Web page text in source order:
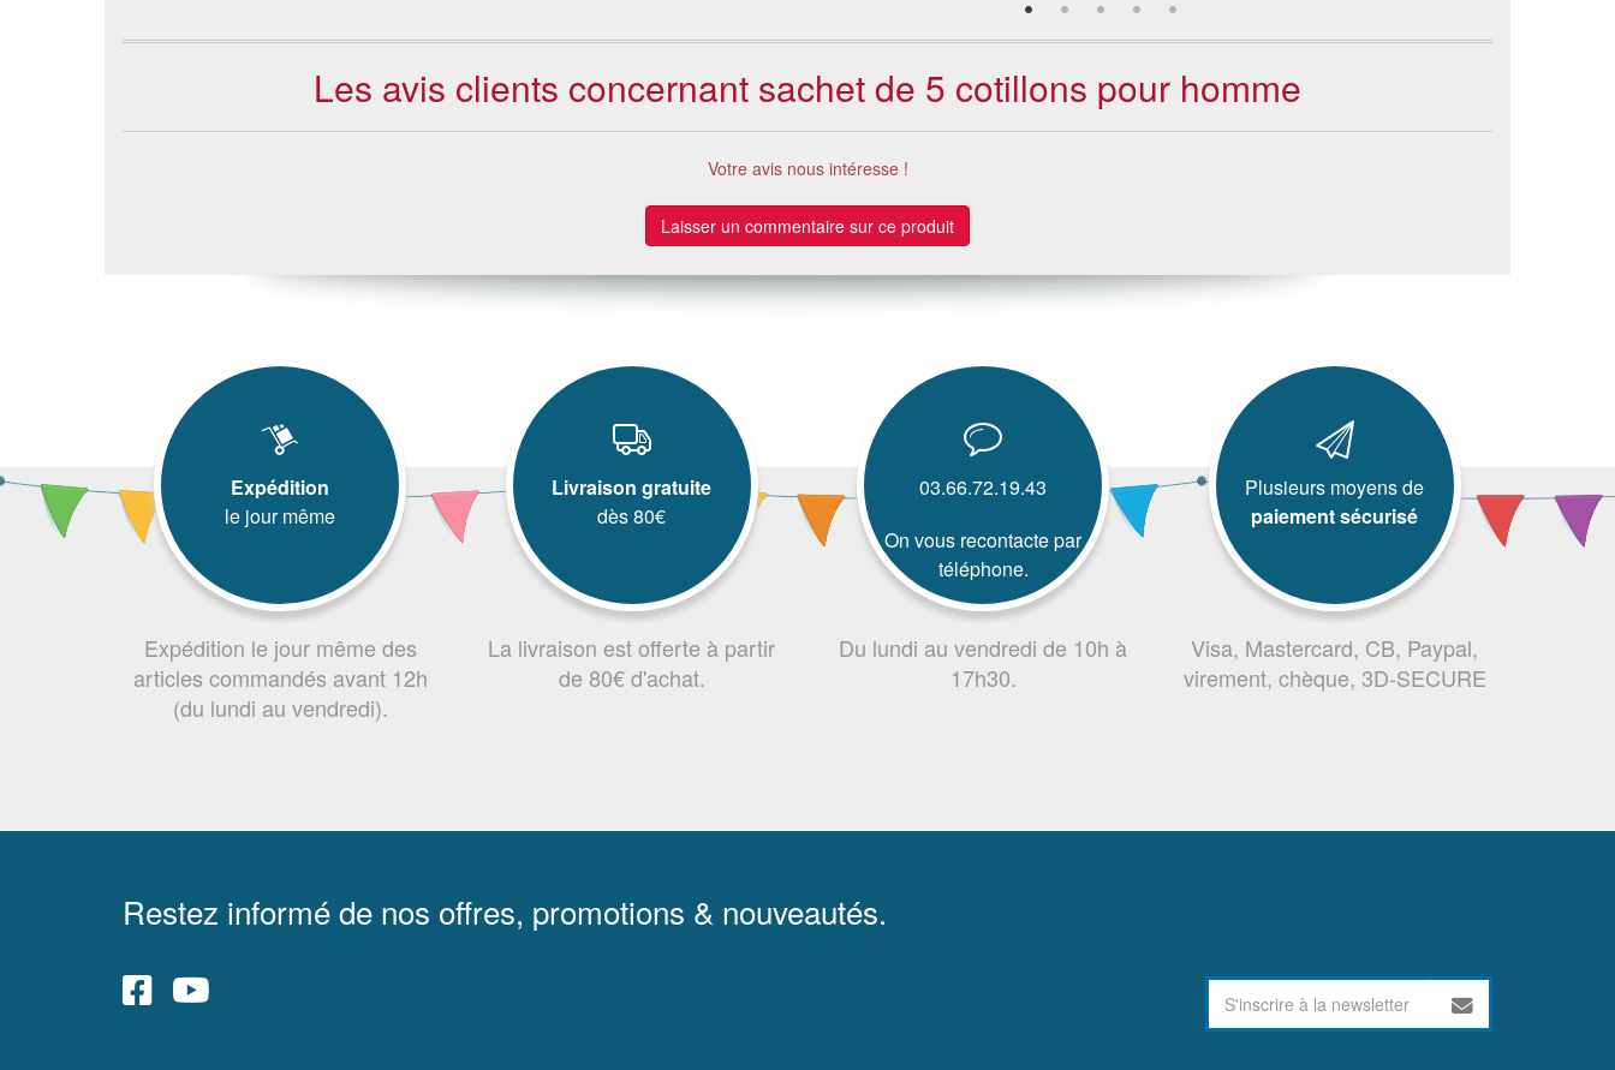
Les avis clients concernant sachet de 5 cotillons pour homme
Votre avis nous intéresse !
Laisser un commentaire sur ce produit
Expédition
le jour même
Expédition le jour même des
articles commandés avant 12h
(du lundi au vendredi).
Livraison gratuite
dès 80€
La livraison est offerte à partir
de 80€ d'achat.
03.66.72.19.43
On vous recontacte par
téléphone.
Du lundi au vendredi de 10h à
17h30.
Plusieurs moyens de
paiement sécurisé
Visa, Mastercard, CB, Paypal,
virement, chèque, 3D-SECURE
Restez informé de nos offres, promotions & nouveautés.